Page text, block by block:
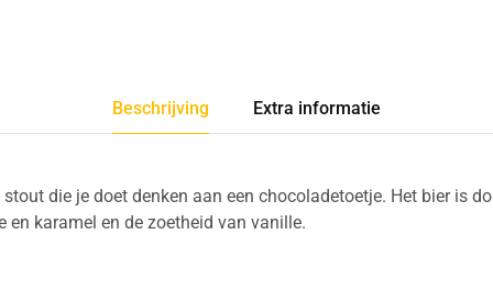
Beschrijving Extra informatie
die je doet denken aan een chocoladetoetje. Het bier is
en karamel en de zoetheid van vanille.